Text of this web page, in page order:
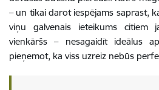
– un tikai darot iespējams saprast,
viņu galvenais ieteikums citiem
vienkāršs – nesagaidīt ideālus
pieņemot, ka viss uzreiz nebūs